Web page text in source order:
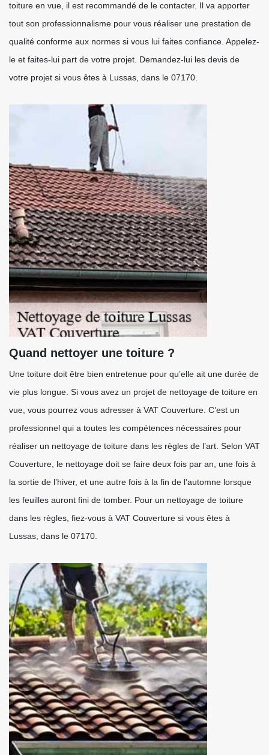
toiture en vue, il est recommandé de le contacter. Il va apporter
tout son professionnalisme pour vous réaliser une prestation de
qualité conforme aux normes si vous lui faites confiance. Appelez-
le et faites-lui part de votre projet. Demandez-lui les devis de
votre projet si vous êtes à Lussas, dans le 07170.
Quand nettoyer une toiture ?
Une toiture doit être bien entretenue pour qu’elle ait une durée de
vie plus longue. Si vous avez un projet de nettoyage de toiture en
vue, vous pourrez vous adresser à VAT Couverture. C’est un
professionnel qui a toutes les compétences nécessaires pour
réaliser un nettoyage de toiture dans les règles de l’art. Selon VAT
Couverture, le nettoyage doit se faire deux fois par an, une fois à
la sortie de l’hiver, et une autre fois à la fin de l’automne lorsque
les feuilles auront fini de tomber. Pour un nettoyage de toiture
dans les règles, fiez-vous à VAT Couverture si vous êtes à
Lussas, dans le 07170.